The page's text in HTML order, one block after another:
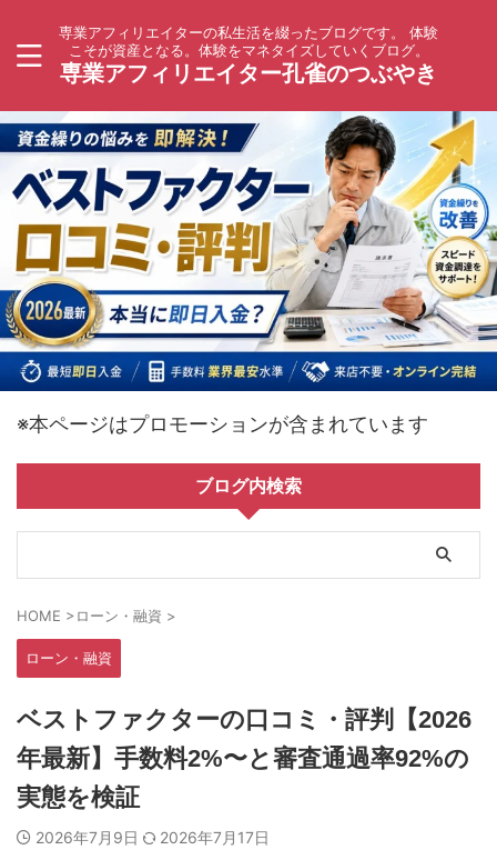
専業アフィリエイターの私生活を綴ったブログです。 体験
こそが資産となる。体験をマネタイズしていくブログ。
専業アフィリエイター孔雀のつぶやき
※本ページはプロモーションが含まれています
ブログ内検索
HOME >ローン・融資 >
ローン・融資
ベストファクターの口コミ・評判【2026
年最新】手数料2%〜と審査通過率92%の
実態を検証
2026年7月9日 2026年7月17日